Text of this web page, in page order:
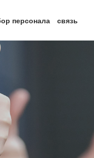
персонала
связь
Охрана Окружающей